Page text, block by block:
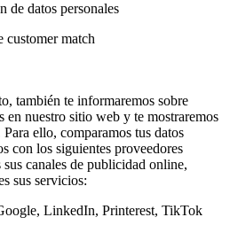
de datos personales
customer match
también te informaremos sobre
en nuestro sitio web y te mostraremos
ello, comparamos tus datos
con los siguientes proveedores
canales de publicidad online,
sus servicios:
LinkedIn, Printerest, TikTok